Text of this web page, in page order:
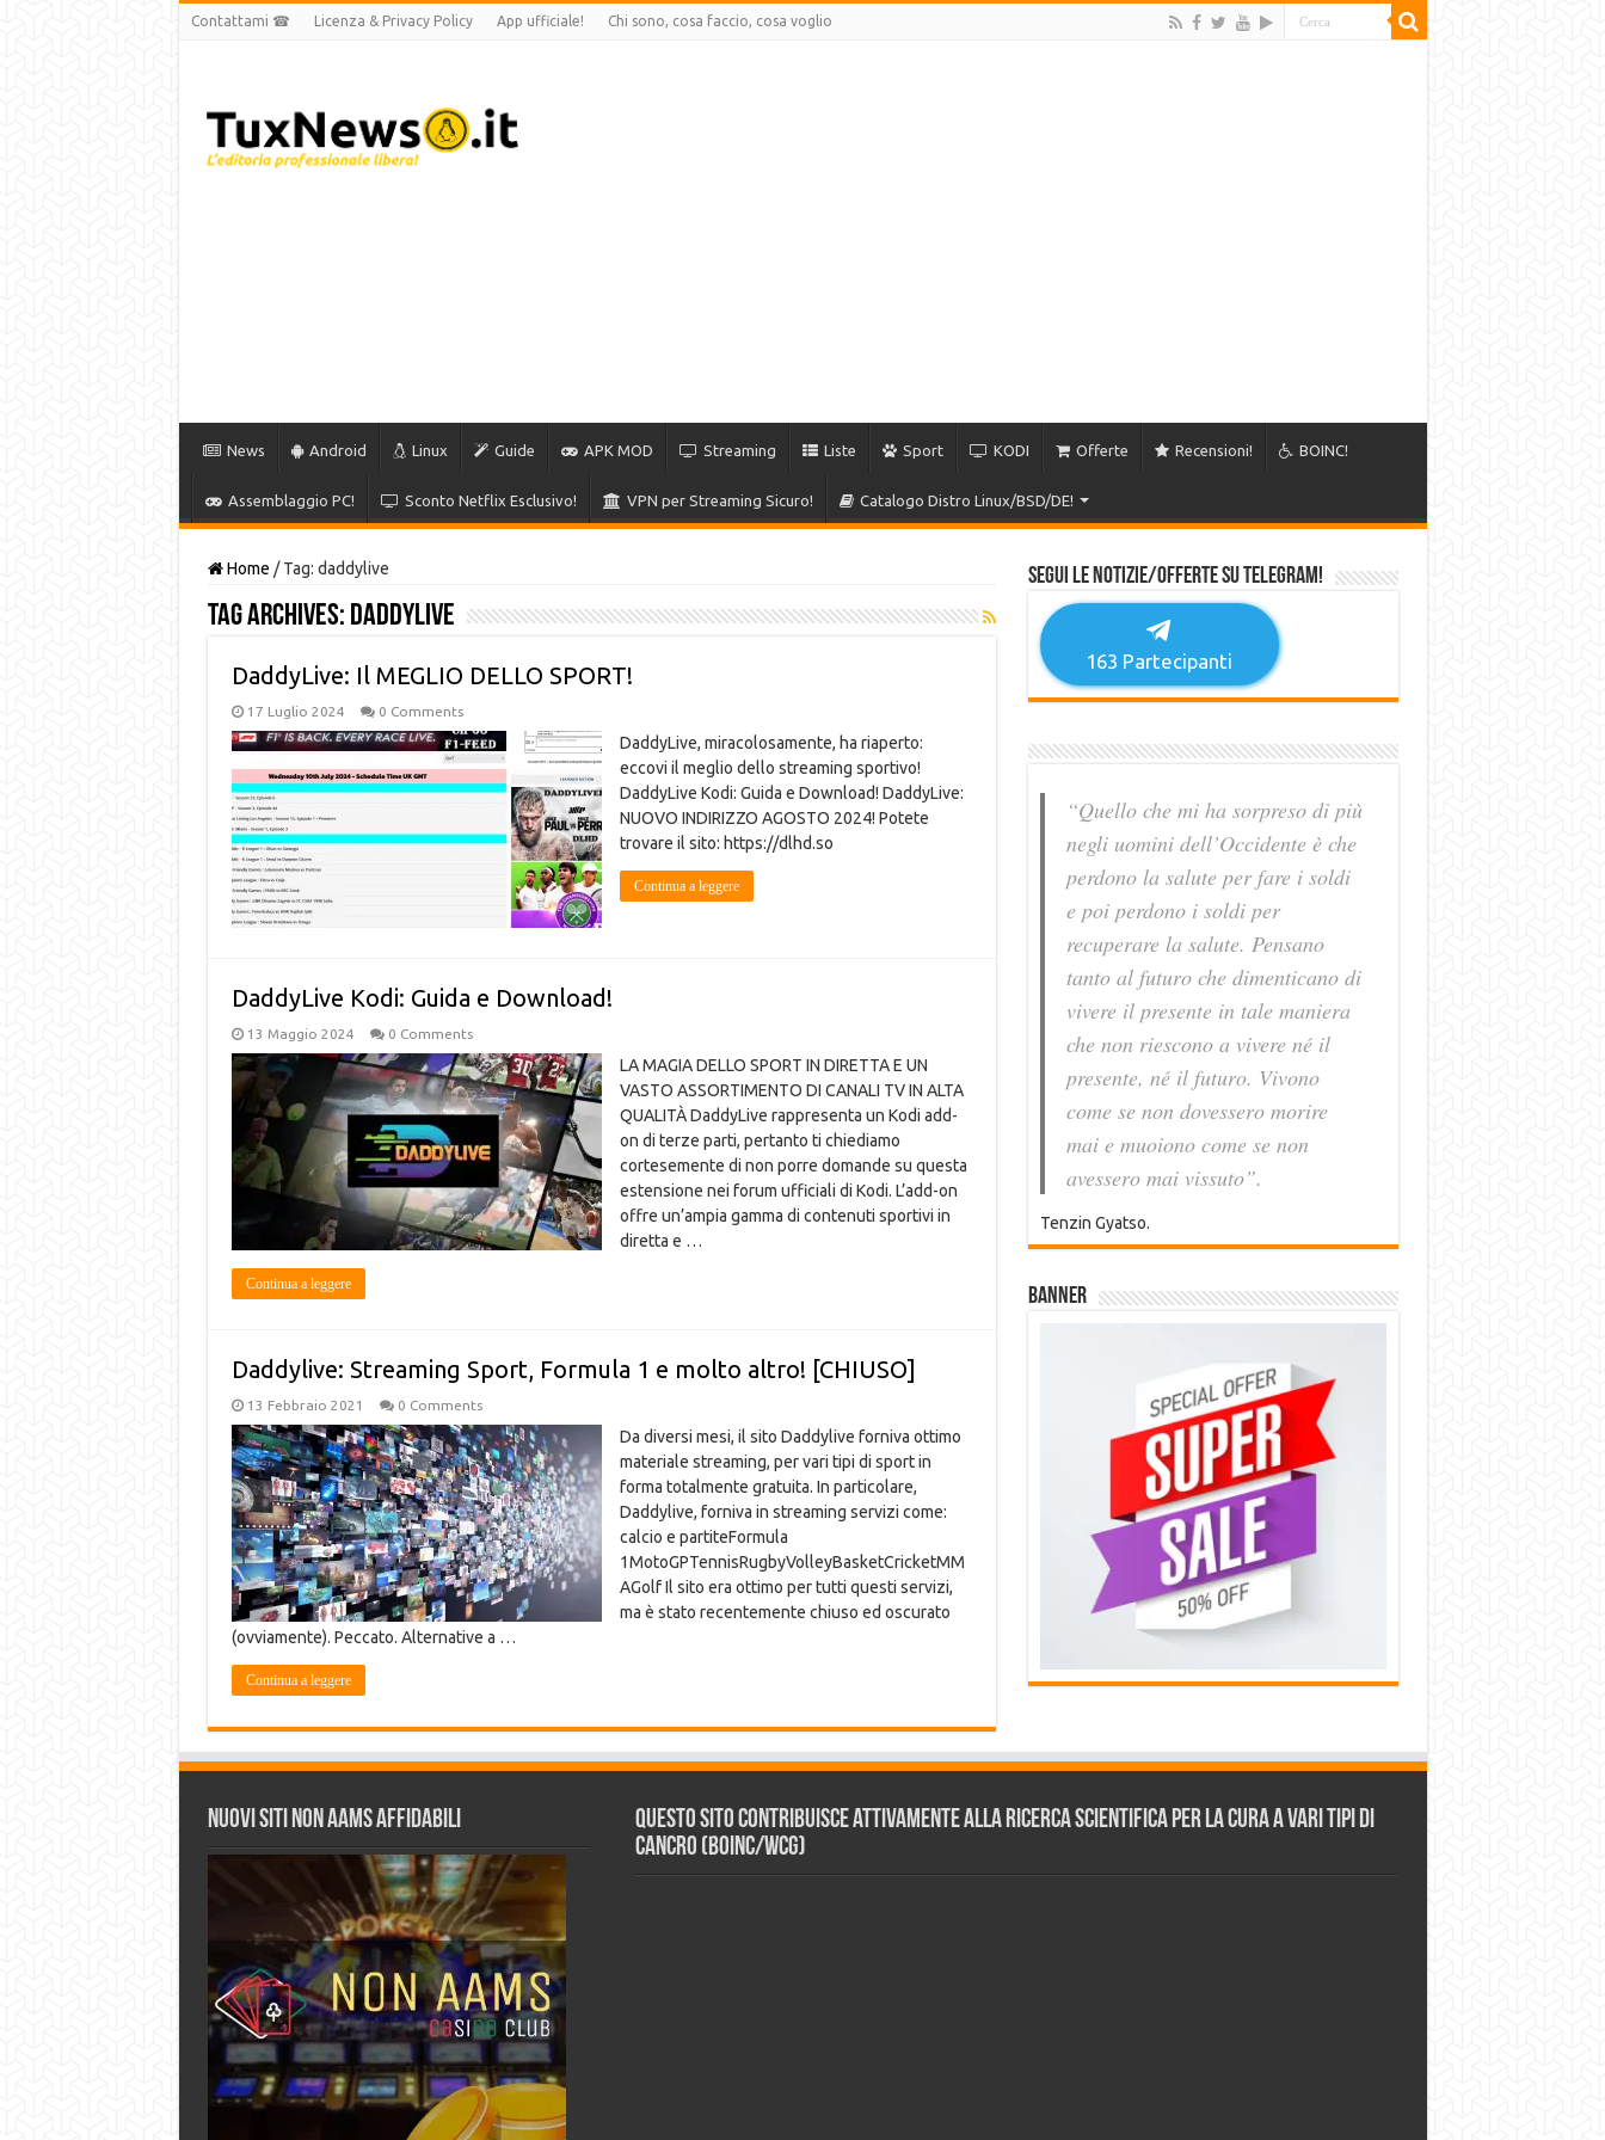
Contattami ☎ Licenza & Privacy Policy App ufficiale! Chi sono, cosa faccio, cosa voglio
News Android Linux Guide APK MOD Streaming Liste Sport KODI Offerte Recensioni! BOINC!
Assemblaggio PC! Sconto Netflix Esclusivo! VPN per Streaming Sicuro! Catalogo Distro Linux/BSD/DE!
Home / Tag: daddylive
Tag Archives: daddylive
DaddyLive: Il MEGLIO DELLO SPORT!
17 Luglio 2024 0 Comments
DaddyLive, miracolosamente, ha riaperto:
eccovi il meglio dello streaming sportivo!
DaddyLive Kodi: Guida e Download! DaddyLive:
NUOVO INDIRIZZO AGOSTO 2024! Potete
trovare il sito: https://dlhd.so
Continua a leggere
DaddyLive Kodi: Guida e Download!
13 Maggio 2024 0 Comments
LA MAGIA DELLO SPORT IN DIRETTA E UN
VASTO ASSORTIMENTO DI CANALI TV IN ALTA
QUALITÀ DaddyLive rappresenta un Kodi add-
on di terze parti, pertanto ti chiediamo
cortesemente di non porre domande su questa
estensione nei forum ufficiali di Kodi. L’add-on
offre un’ampia gamma di contenuti sportivi in
diretta e …
Continua a leggere
Daddylive: Streaming Sport, Formula 1 e molto altro! [CHIUSO]
13 Febbraio 2021 0 Comments
Da diversi mesi, il sito Daddylive forniva ottimo
materiale streaming, per vari tipi di sport in
forma totalmente gratuita. In particolare,
Daddylive, forniva in streaming servizi come:
calcio e partiteFormula
1MotoGPTennisRugbyVolleyBasketCricketMM
AGolf Il sito era ottimo per tutti questi servizi,
ma è stato recentemente chiuso ed oscurato
(ovviamente). Peccato. Alternative a …
Continua a leggere
Segui le notizie/offerte su Telegram!
163 Partecipanti
“Quello che mi ha sorpreso di più
negli uomini dell’Occidente è che
perdono la salute per fare i soldi
e poi perdono i soldi per
recuperare la salute. Pensano
tanto al futuro che dimenticano di
vivere il presente in tale maniera
che non riescono a vivere né il
presente, né il futuro. Vivono
come se non dovessero morire
mai e muoiono come se non
avessero mai vissuto”.
Tenzin Gyatso.
Banner
Nuovi siti non AAMS affidabili
Questo sito contribuisce attivamente alla ricerca scientifica per la cura a vari tipi di
Cancro (BOINC/WCG)